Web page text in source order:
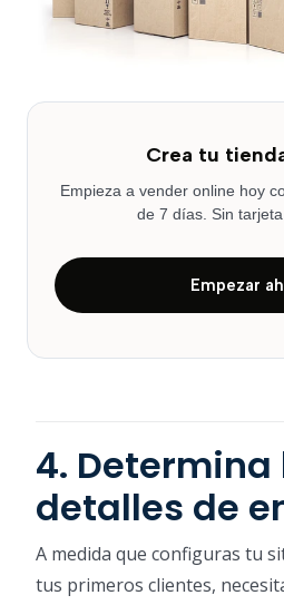
Crea tu
Empieza a vender online hoy
de 7 días. Sin
Empezar
4. Determina
detalles de
A medida que configuras tu
tus primeros clientes,